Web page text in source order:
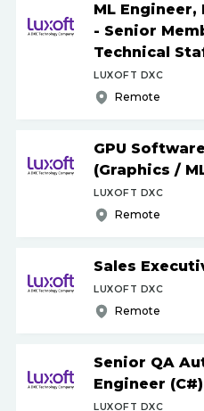
ML
- Senior
Technical
LUXOFT DXC
Remote
GPU
(Graphics /
LUXOFT DXC
Remote
Sales
LUXOFT DXC
Remote
Senior QA
Engineer (C#)
LUXOFT DXC